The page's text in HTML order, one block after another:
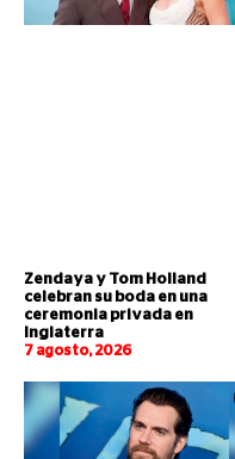
Zendaya y Tom Holland
celebran su boda en una
ceremonia privada en
Inglaterra
7 agosto, 2026